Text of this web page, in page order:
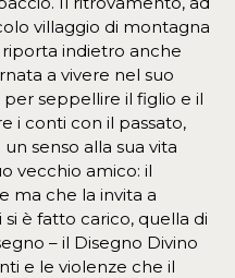
villaggio di montagna
indietro anche
a vivere nel suo
per seppellire il figlio e il
i conti con il passato,
senso alla sua vita
vecchio amico: il
ma che la invita a
è fatto carico, quella di
– il Disegno Divino
e le violenze che il